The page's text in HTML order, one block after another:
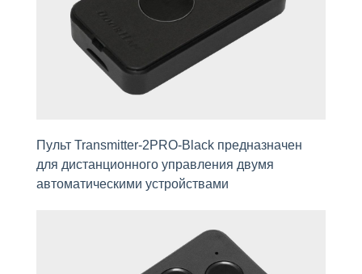
Пульт Transmitter-2PRO-Black предназначен
для дистанционного управления двумя
автомaтическими устройствaми